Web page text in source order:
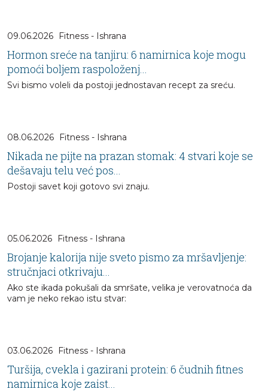
09.06.2026 Fitness - Ishrana
Hormon sreće na tanjiru: 6 namirnica koje mogu
pomoći boljem raspoloženj...
Svi bismo voleli da postoji jednostavan recept za sreću.
08.06.2026 Fitness - Ishrana
Nikada ne pijte na prazan stomak: 4 stvari koje se
dešavaju telu već pos...
Postoji savet koji gotovo svi znaju.
05.06.2026 Fitness - Ishrana
Brojanje kalorija nije sveto pismo za mršavljenje:
stručnjaci otkrivaju...
Ako ste ikada pokušali da smršate, velika je verovatnoća da
vam je neko rekao istu stvar:
03.06.2026 Fitness - Ishrana
Turšija, cvekla i gazirani protein: 6 čudnih fitnes
namirnica koje zaist...